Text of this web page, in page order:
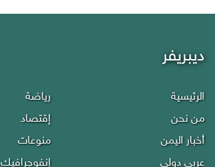
ديبريفر
الرئيسية
من نحن
أخبار اليمن
عربي دولي
رياضة
إقتصاد
منوعات
إنفوجرافيك